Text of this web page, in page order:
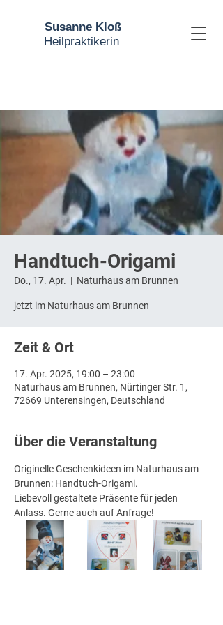
Susanne Kloß
Heilpraktikerin
Handtuch-Origami
Do., 17. Apr.
  |
Naturhaus am Brunnen
jetzt im Naturhaus am Brunnen
Zeit & Ort
17. Apr. 2025, 19:00 – 23:00
Naturhaus am Brunnen, Nürtinger Str. 1,
72669 Unterensingen, Deutschland
Über die Veranstaltung
Originelle Geschenkideen im Naturhaus am
Brunnen: Handtuch-Origami.
Liebevoll gestaltete Präsente für jeden
Anlass. Gerne auch auf Anfrage!